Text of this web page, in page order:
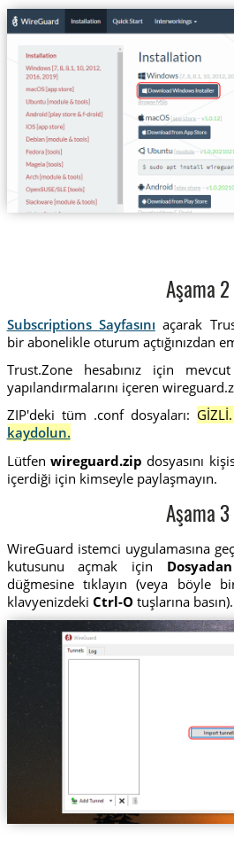
Aşama 2
Subscriptions Sayfasını açarak
bir abonelikle oturum açtığınızdan
Trust.Zone hesabınız için
yapılandırmalarını içeren
ZIP'deki tüm .conf dosyaları: GİZLİ.
kaydolun.
Lütfen wireguard.zip dosyasını
içerdiği için kimseyle paylaşmayın.
Aşama 3
WireGuard istemci uygulamasına
kutusunu açmak için
düğmesine tıklayın (veya böyle
klavyenizdeki Ctrl-O tuşlarına basın).